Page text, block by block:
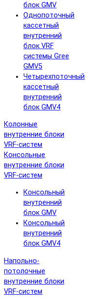
блок GMV
Однопоточный
кассетный
внутренний
блок VRF
системы Gree
GMV5
Четырехпоточный
кассетный
внутренний
блок GMV4
Колонные
внутренние блоки
VRF-систем
Консольные
внутренние блоки
VRF-систем
Консольный
внутренний
блок GMV
Консольный
внутренний
блок GMV4
Напольно-
потолочные
внутренние блоки
VRF-систем